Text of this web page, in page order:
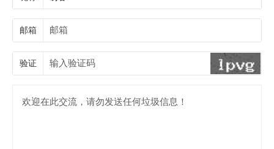
邮箱
验证